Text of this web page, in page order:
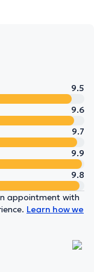
9.5
9.6
9.7
9.9
9.8
appointment with
Learn how we